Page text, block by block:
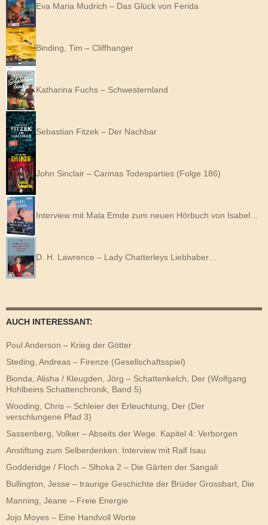
Eva Maria Mudrich – Das Glück von Ferida
Binding, Tim – Cliffhanger
Katharina Fuchs – Schwesternland
Sebastian Fitzek – Der Nachbar
John Sinclair – Carinas Todesparties (Folge 186)
Interview mit Mala Emde zum neuen Hörbuch von Isabel…
D. H. Lawrence – Lady Chatterleys Liebhaber…
AUCH INTERESSANT:
Poul Anderson – Krieg der Götter
Steding, Andreas – Firenze (Gesellschaftsspiel)
Bionda, Alisha / Kleugden, Jörg – Schattenkelch, Der (Wolfgang
Hohlbeins Schattenchronik, Band 5)
Wooding, Chris – Schleier der Erleuchtung, Der (Der
verschlungene Pfad 3)
Sassenberg, Volker – Abseits der Wege. Kapitel 4: Verborgen
Anstiftung zum Selberdenken. Interview mit Ralf Isau
Godderidge / Floch – Slhoka 2 – Die Gärten der Sangali
Bullington, Jesse – traurige Geschichte der Brüder Grossbart, Die
Manning, Jeane – Freie Energie
Jojo Moyes – Eine Handvoll Worte